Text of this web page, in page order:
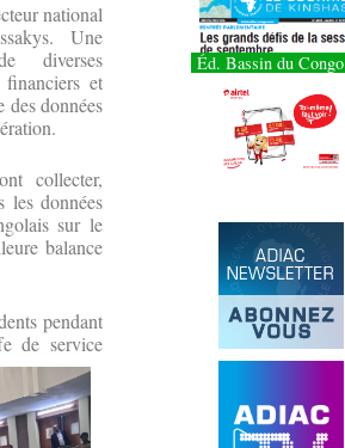
national
Une
diverses
financiers et
des données
collecter,
les données
sur le
balance
pendant
de service
Éd. Bassin du Congo